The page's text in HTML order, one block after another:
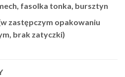
fasolka tonka, bursztyn
zastępczym opakowaniu
brak zatyczki)